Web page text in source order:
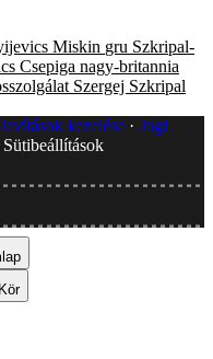
Miskin gru Szkripal-
Csepiga nagy-britannia
Szergej Szkripal
Javítások kezelése
Jogi
Sütibeállítások
Kör